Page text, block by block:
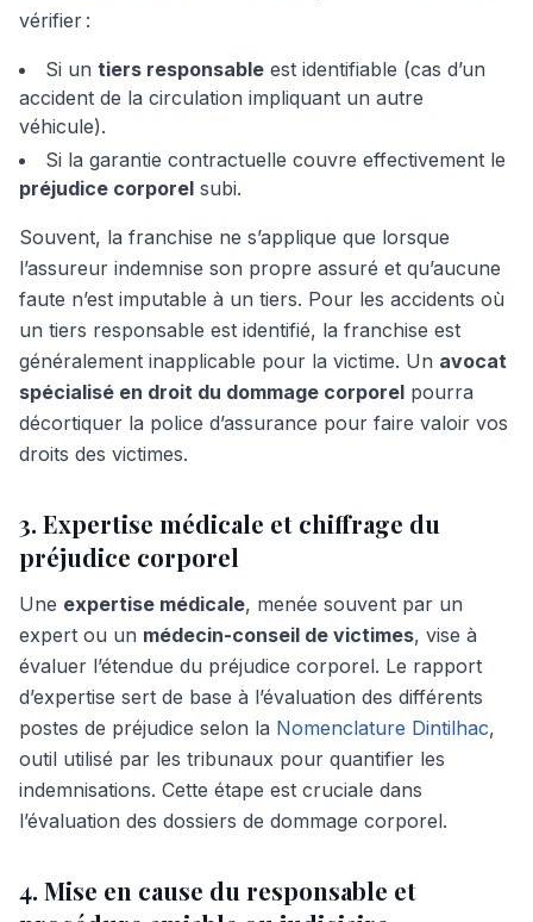
vérifier :
Si un tiers responsable est identifiable (cas d’un
accident de la circulation impliquant un autre
véhicule).
Si la garantie contractuelle couvre effectivement le
préjudice corporel subi.
Souvent, la franchise ne s’applique que lorsque
l’assureur indemnise son propre assuré et qu’aucune
faute n’est imputable à un tiers. Pour les accidents où
un tiers responsable est identifié, la franchise est
généralement inapplicable pour la victime. Un avocat
spécialisé en droit du dommage corporel pourra
décortiquer la police d’assurance pour faire valoir vos
droits des victimes.
3. Expertise médicale et chiffrage du
préjudice corporel
Une expertise médicale, menée souvent par un
expert ou un médecin-conseil de victimes, vise à
évaluer l’étendue du préjudice corporel. Le rapport
d’expertise sert de base à l’évaluation des différents
postes de préjudice selon la Nomenclature Dintilhac,
outil utilisé par les tribunaux pour quantifier les
indemnisations. Cette étape est cruciale dans
l’évaluation des dossiers de dommage corporel.
4. Mise en cause du responsable et